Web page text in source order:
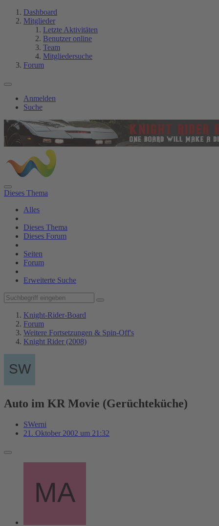
Dashboard
Mitglieder
Letzte Aktivitäten
Benutzer online
Team
Mitgliedersuche
Forum
Anmelden
Suche
Dieses Thema
Alles
Dieses Thema
Dieses Forum
Seiten
Forum
Erweiterte Suche
Knight-Rider-Board
Forum
Weitere Fortsetzungen & Spin-Off's
Knight Rider (2008)
Auto im KR Movie (Gerüchteküche)
SWerni
21. Oktober 2002 um 21:32